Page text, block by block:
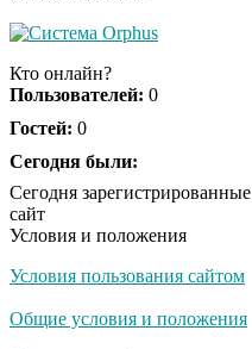
Кто онлайн?
Пользователей: 0
Гостей: 0
Сегодня были:
Сегодня
сайт
Условия и положения
Условия пользования сайтом
Общие условия и положения